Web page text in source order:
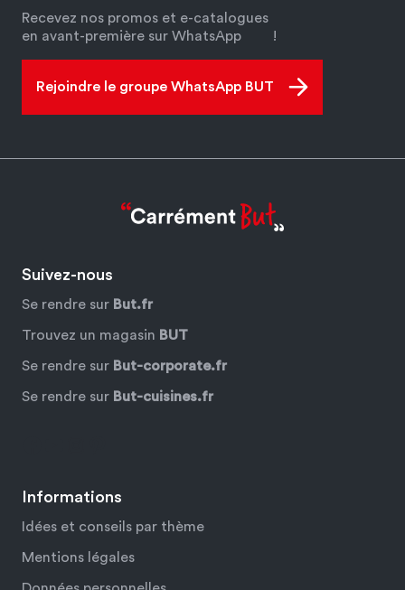
Recevez nos promos et e-catalogues
en avant-première sur WhatsApp
!
Rejoindre le groupe WhatsApp BUT
Informations
Idées et conseils par thème
Mentions légales
Suivez-nous
Se rendre sur But.fr
Trouvez un magasin BUT
Se rendre sur But-corporate.fr
Se rendre sur But-cuisines.fr